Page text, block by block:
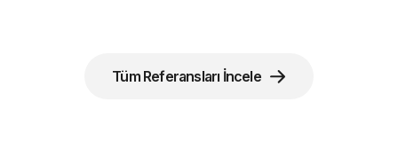
Tüm Referansları İncele